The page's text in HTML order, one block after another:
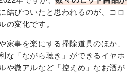
結びついたと思われるのが、コロ
の変化です。
家事を楽にする掃除道具のほか、
な「ながら聴き」ができるイヤホ
や微アルなど「控えめ」なお酒が